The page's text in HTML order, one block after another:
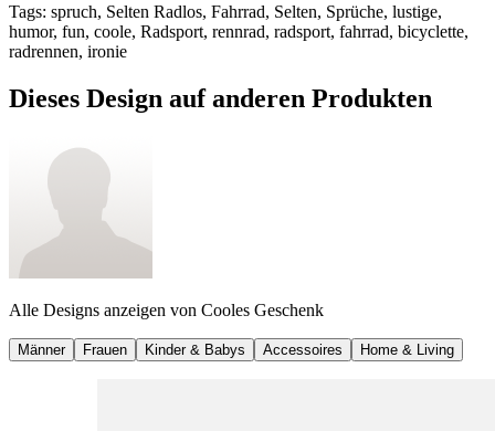
Tags: spruch, Selten Radlos, Fahrrad, Selten, Sprüche, lustige,
humor, fun, coole, Radsport, rennrad, radsport, fahrrad, bicyclette,
radrennen, ironie
Dieses Design auf anderen Produkten
Alle Designs anzeigen von Cooles Geschenk
Männer Frauen Kinder & Babys Accessoires Home & Living